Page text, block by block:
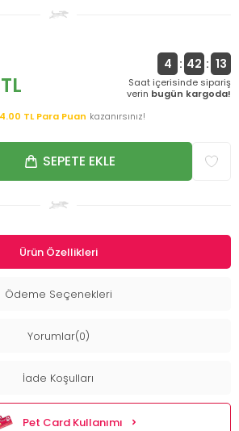
TL
4 : 42 : 13
Saat içerisinde sipariş
verin bugün kargoda!
TL Para Puan kazanırsınız!
SEPETE EKLE
Ürün Özellikleri
Ödeme Seçenekleri
Yorumlar(0)
İade Koşulları
Pet Card Kullanımı